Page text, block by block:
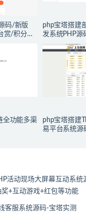
码/新版
赏/积分赏/
php宝塔搭建
发系统PHP源
全功能多渠
php宝塔搭建
易平台系统源
活动现场大屏幕互动系统
+互动游戏+红包等功能
客服系统源码-宝塔实测